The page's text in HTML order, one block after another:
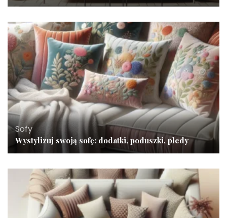
Sofy
Wystylizuj swoją sofę: dodatki, poduszki, pledy